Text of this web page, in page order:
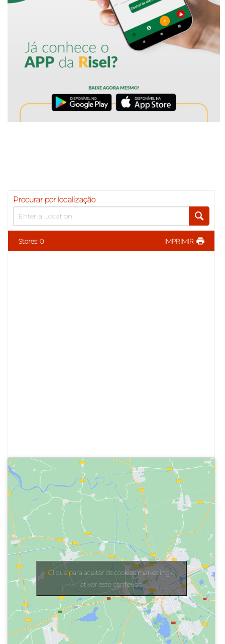
Procurar por localização
Stores:0 IMPRIMIR
Clique para aceitar os cookies marketing e
ativar este conteúdo